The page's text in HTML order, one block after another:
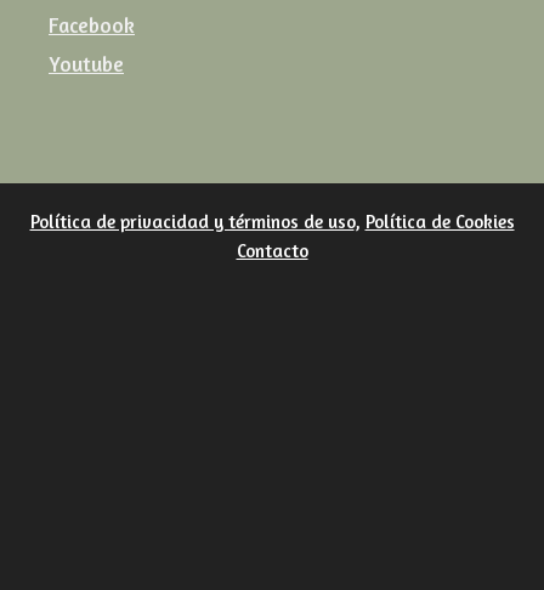
Facebook
Youtube
Política de privacidad y términos de uso, Política de Cookies
Contacto